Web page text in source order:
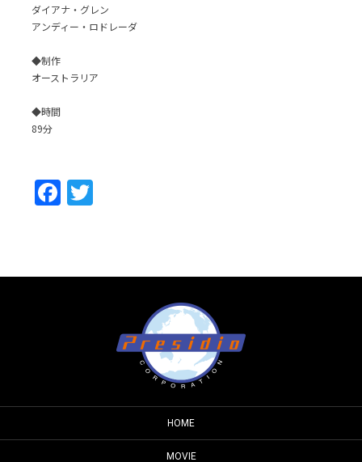
ダイアナ・グレン
アンディー・ロドレーダ
◆制作
オーストラリア
◆時間
89分
Facebook
Twitter
HOME
MOVIE